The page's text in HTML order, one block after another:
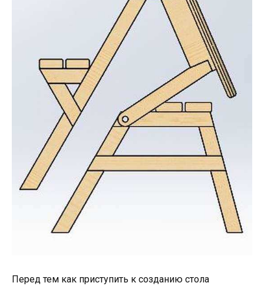
Перед тем как приступить к созданию стола